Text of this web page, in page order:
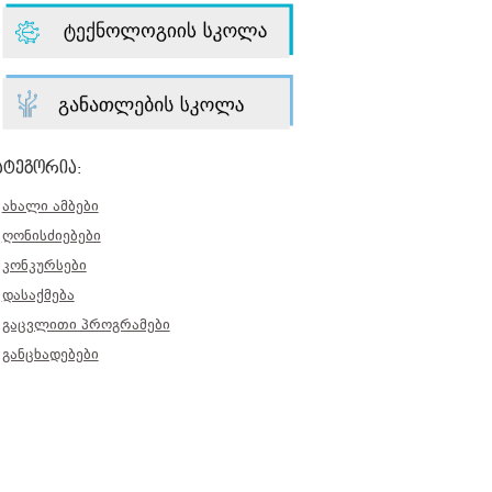
ახალი ამბები
ღონისძიებები
კონკურსები
დასაქმება
გაცვლითი პროგრამები
განცხადებები